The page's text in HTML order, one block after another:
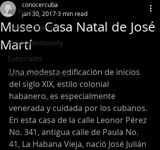
All Posts
Getting Started
Your Community
Esenciales
Articulos recientes
Museo Casa Natal de José
Martí
conocercuba
Jan 30, 20173 min read
Una modesta edificación de inicios
del siglo XIX, estilo colonial
habanero, es especialmente
venerada y cuidada por los cubanos.
En esta casa de la calle Leonor Pérez
No. 341, antigua calle de Paula No.
41, La Habana Vieja, nació José Julián